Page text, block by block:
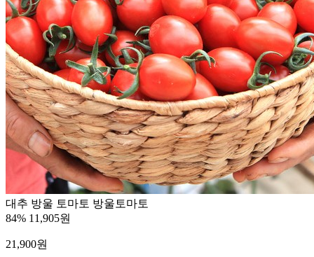
대추 방울 토마토 방울토마토
84% 11,905원
21,900원